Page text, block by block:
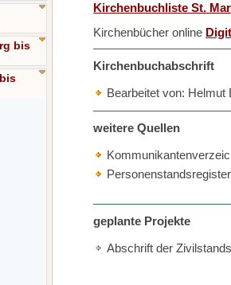
bis
Kirchenbuchliste St.
Kirchenbücher online
Kirchenbuchabschrift
Bearbeitet von: Helmut
weitere Quellen
geplante Projekte
Abschrift der